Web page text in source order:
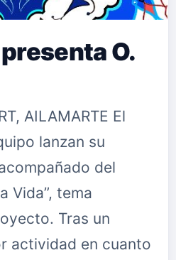
O.
AILAMARTE El
lanzan su
del
Vida”, tema
Tras un
actividad en cuanto